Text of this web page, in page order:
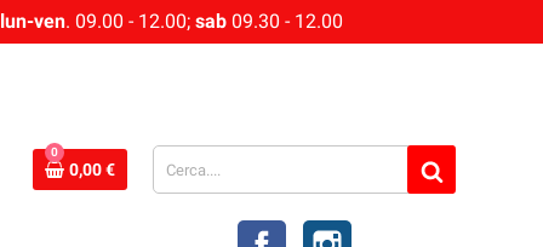
lun-ven. 09.00 - 12.00; sab 09.30 - 12.00
0
0,00 €
FACEBOOKINSTAGRAM